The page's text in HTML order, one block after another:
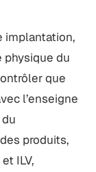
implantation,
physique du
que
l’enseigne
produits,
ILV,